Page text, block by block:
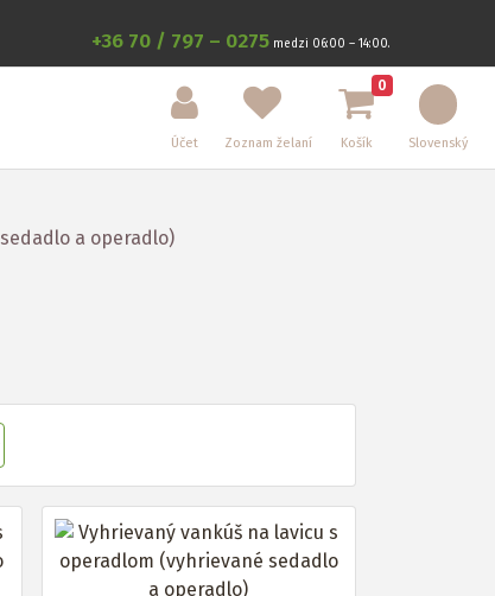
+36 70 / 797 – 0275 medzi 06:00 – 14:00.
Účet Zoznam želaní
0
Košík Slovenský
a operadlo)